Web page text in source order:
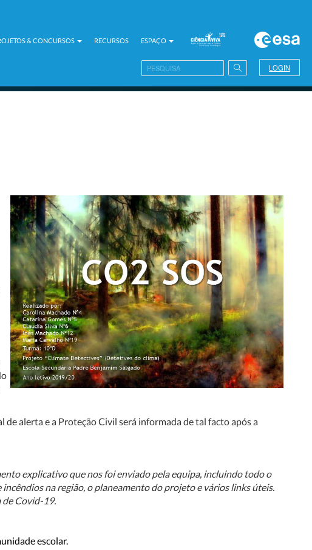
& CONCURSOS RECURSOS ESPAÇO
LOGIN
alerta e a Proteção Civil será informada de tal facto após a
explicativo que nos foi enviado pela equipa, incluindo todo o
na região, o planeamento do projeto e vários links úteis.
Covid-19.
escolar.